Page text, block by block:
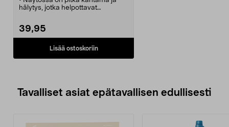
hälytys, jotka helpottavat
esiasetettua ohjelmaa erilaisille
lihoille ja kalalle.
• Valitse lämpötila tai
kpl AAA/LR3) myydään erikseen.
39,95
Lisää ostoskoriin
Tavalliset asiat epätavallisen edullisesti